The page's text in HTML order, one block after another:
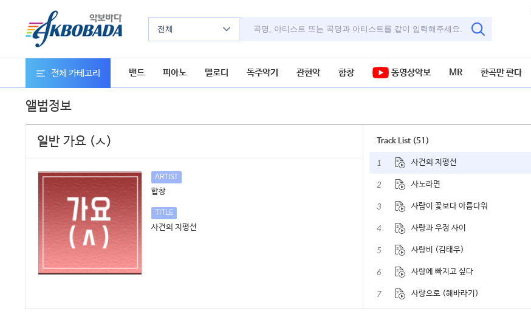
전체
전체 카테고리 밴드 피아노 멜로디 독주악기 관현악 합창 동영상악보 MR 한곡만 판다
앨범정보
일반 가요 (ㅅ)
ARTIST
합창
TITLE
사건의 지평선
Track List (51)
1 사건의 지평선
2 사노라면
3 사람이 꽃보다 아름다워
4 사랑과 우정 사이
5 사랑비 (김태우)
6 사랑에 빠지고 싶다
7 사랑으로 (해바라기)